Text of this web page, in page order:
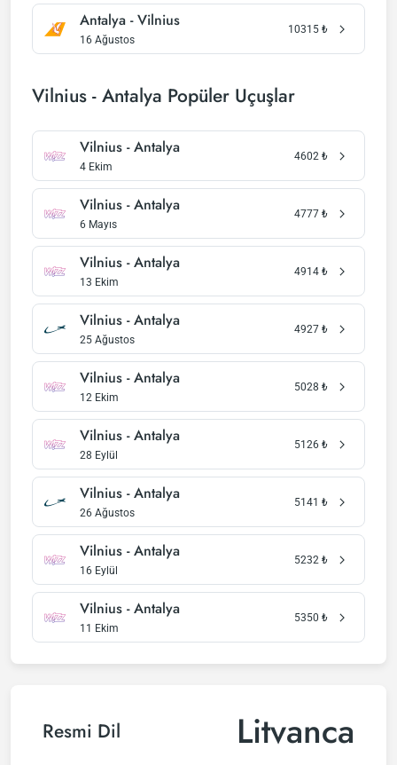
Antalya - Vilnius
16 Ağustos
10315 ₺
Vilnius - Antalya Popüler Uçuşlar
Vilnius - Antalya
4 Ekim
4602 ₺
Vilnius - Antalya
6 Mayıs
4777 ₺
Vilnius - Antalya
13 Ekim
4914 ₺
Vilnius - Antalya
25 Ağustos
4927 ₺
Vilnius - Antalya
12 Ekim
5028 ₺
Vilnius - Antalya
28 Eylül
5126 ₺
Vilnius - Antalya
26 Ağustos
5141 ₺
Vilnius - Antalya
16 Eylül
5232 ₺
Vilnius - Antalya
11 Ekim
5350 ₺
Resmi Dil Litvanca